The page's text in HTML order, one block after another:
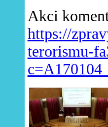
Akci
https://
terorismu-